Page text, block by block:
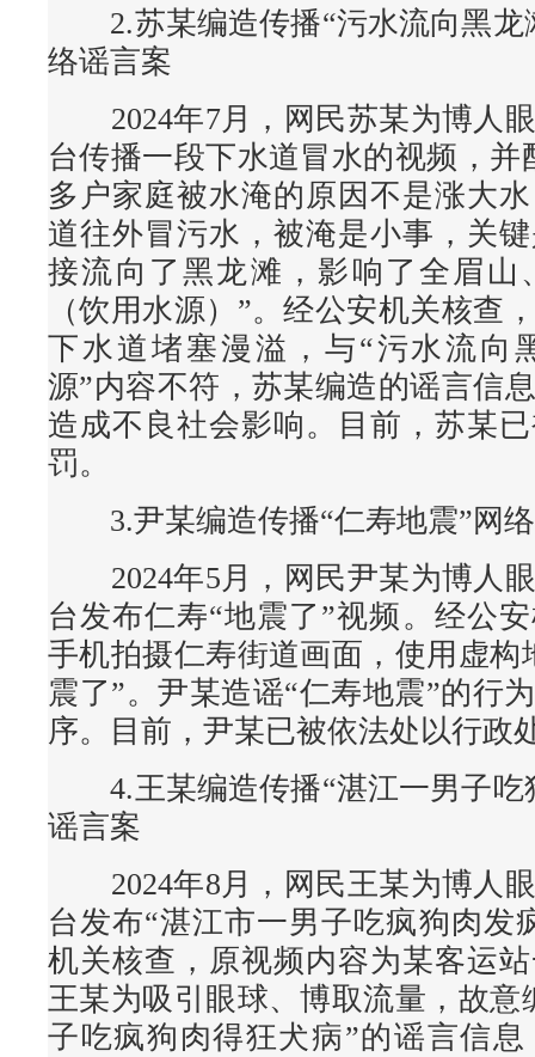
2.苏某编造传播“污水流向黑
络谣言案
2024年7月，网民苏某为博人
台传播一段下水道冒水的视频，并
多户家庭被水淹的原因不是涨大
道往外冒污水，被淹是小事，关
接流向了黑龙滩，影响了全眉山
（饮用水源）”。经公安机关核查
下水道堵塞漫溢，与“污水流向
源”内容不符，苏某编造的谣言信
造成不良社会影响。目前，苏某
罚。
3.尹某编造传播“仁寿地震”网
2024年5月，网民尹某为博人
台发布仁寿“地震了”视频。经公
手机拍摄仁寿街道画面，使用虚构
震了”。尹某造谣“仁寿地震”的行
序。目前，尹某已被依法处以行政
4.王某编造传播“湛江一男子
谣言案
2024年8月，网民王某为博人
台发布“湛江市一男子吃疯狗肉发
机关核查，原视频内容为某客运
王某为吸引眼球、博取流量，故意
子吃疯狗肉得狂犬病”的谣言信